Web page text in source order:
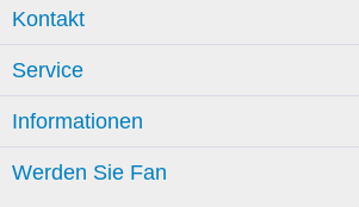
Kontakt
Service
Informationen
Werden Sie Fan